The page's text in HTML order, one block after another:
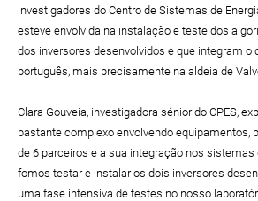
investigadores do Centro de Sistemas de
esteve envolvida na instalação e teste dos
dos inversores desenvolvidos e que integram o
português, mais precisamente na aldeia de
Clara Gouveia, investigadora sénior do CPES,
bastante complexo envolvendo equipamentos,
de 6 parceiros e a sua integração nos sistemas
fomos testar e instalar os dois inversores
uma fase intensiva de testes no nosso